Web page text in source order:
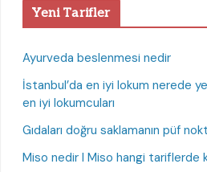
Yeni Tarifler
Ayurveda beslenmesi nedir
İstanbul’da en iyi lokum nerede
en iyi lokumcuları
Gıdaları doğru saklamanın püf
Miso nedir I Miso hangi tariflerde